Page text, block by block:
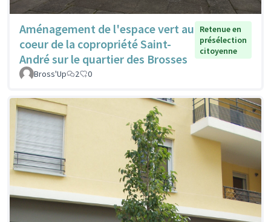
Aménagement de l'espace vert au
coeur de la copropriété Saint-
André sur le quartier des Brosses
Retenue en
présélection
citoyenne
Bross'Up 2 0